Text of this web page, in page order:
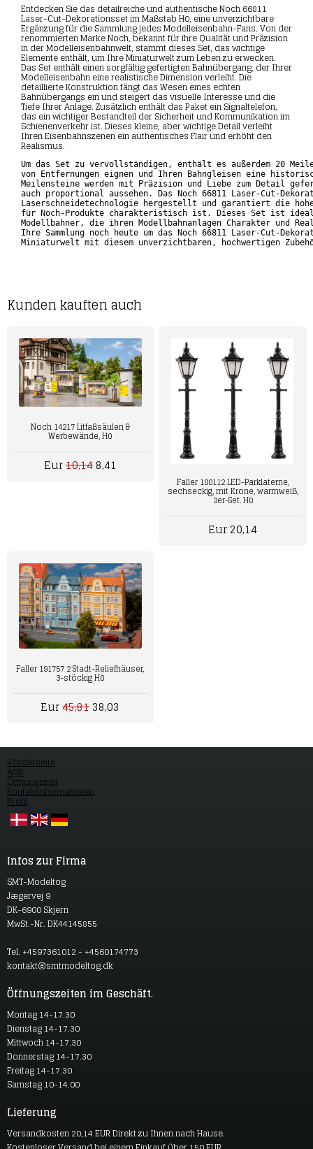
Entdecken Sie das detailreiche und authentische Noch 66811
Laser-Cut-Dekorationsset im Maßstab H0, eine unverzichtbare
Ergänzung für die Sammlung jedes Modelleisenbahn-Fans. Von der
renommierten Marke Noch, bekannt für ihre Qualität und Präzision
in der Modelleisenbahnwelt, stammt dieses Set, das wichtige
Elemente enthält, um Ihre Miniaturwelt zum Leben zu erwecken.
Das Set enthält einen sorgfältig gefertigten Bahnübergang, der Ihrer
Modelleisenbahn eine realistische Dimension verleiht. Die
detaillierte Konstruktion fängt das Wesen eines echten
Bahnübergangs ein und steigert das visuelle Interesse und die
Tiefe Ihrer Anlage. Zusätzlich enthält das Paket ein Signaltelefon,
das ein wichtiger Bestandteil der Sicherheit und Kommunikation im
Schienenverkehr ist. Dieses kleine, aber wichtige Detail verleiht
Ihren Eisenbahnszenen ein authentisches Flair und erhöht den
Realismus.
Um das Set zu vervollständigen, enthält es außerdem 20
von Entfernungen eignen und Ihren Bahngleisen eine
Meilensteine werden mit Präzision und Liebe zum Detail
auch proportional aussehen. Das Noch 66811 Laser-Cut-
Laserschneidetechnologie hergestellt und garantiert die
für Noch-Produkte charakteristisch ist. Dieses Set ist
Modellbahner, die ihren Modellbahnanlagen Charakter und
Ihre Sammlung noch heute um das Noch 66811 Laser-Cut-
Miniaturwelt mit diesem unverzichtbaren, hochwertigen
Kunden kauften auch
Noch 14217 Litfaßsäulen &
Werbewände, H0
Eur10,148,41
Faller 180112 LED-Parklaterne,
sechseckig, mit Krone, warmweiß,
3er-Set. H0
Eur 20,14
Faller 191757 2 Stadt-Reliefhäuser,
3-stöckig H0
Eur45,8138,03
Vorderseite
AGB
Öffnungszeit
Kontaktinformationen
Profil
Infos zur Firma
SMT-Modeltog
Jægervej 9
DK-6900 Skjern
MwSt.-Nr. DK44145855
Tel. +4597361012 - +4560174773
kontakt@smtmodeltog.dk
Öffnungszeiten im Geschäft.
Montag 14-17.30
Dienstag 14-17.30
Mittwoch 14-17.30
Donnerstag 14-17.30
Freitag 14-17.30
Samstag 10-14.00
Lieferung
Versandkosten 20,14 EUR Direkt zu Ihnen nach Hause.